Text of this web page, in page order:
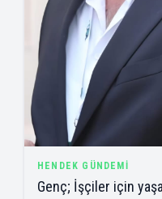
HENDEK GÜNDEMI
Genç; İşçiler için